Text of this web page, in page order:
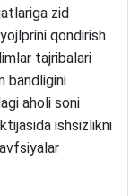
zid
qondirish
tajribalari
bandligini
aholi soni
ishsizlikni